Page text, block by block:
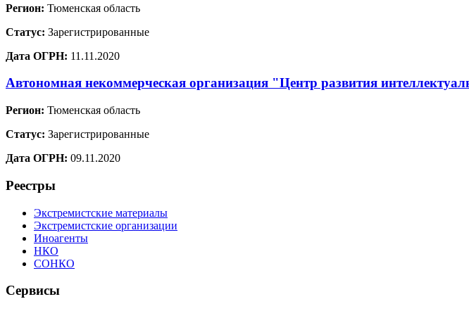
Регион: Тюменская область
Статус: Зарегистрированные
Дата ОГРН: 11.11.2020
Автономная некоммерческая организация "Центр развития
Регион: Тюменская область
Статус: Зарегистрированные
Дата ОГРН: 09.11.2020
Реестры
Экстремистские материалы
Экстремистские организации
Иноагенты
НКО
СОНКО
Сервисы